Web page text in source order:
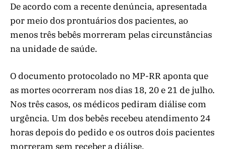
De acordo com a recente denúncia, apresentada
por meio dos prontuários dos pacientes, ao
menos três bebês morreram pelas circunstâncias
na unidade de saúde.
O documento protocolado no MP-RR aponta que
as mortes ocorreram nos dias 18, 20 e 21 de julho.
Nos três casos, os médicos pediram diálise com
urgência. Um dos bebês recebeu atendimento 24
horas depois do pedido e os outros dois pacientes
morreram sem receber a diálise.